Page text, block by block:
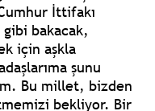
İttifakı
bakacak,
için aşkla
şunu
Bu millet, bizden
bekliyor. Bir